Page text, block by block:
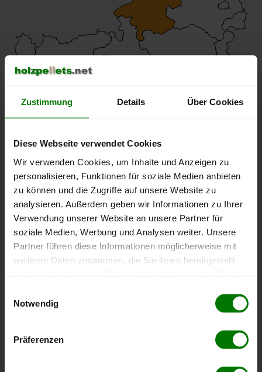
Zustimmung Details Über Cookies
Diese Webseite verwendet Cookies
Wir verwenden Cookies, um Inhalte und Anzeigen zu
personalisieren, Funktionen für soziale Medien anbieten
zu können und die Zugriffe auf unsere Website zu
analysieren. Außerdem geben wir Informationen zu Ihrer
Verwendung unserer Website an unsere Partner für
soziale Medien, Werbung und Analysen weiter. Unsere
Partner führen diese Informationen möglicherweise mit
weiteren Daten zusammen, die Sie ihnen bereitgestellt
Notwendig
Präferenzen
Pellets-Qualität
ENplus-A1
Zahlungsarten
Rechnung Bankeinzug Barzahlung
25 Werktage
: Nicht jede Option ist in jeder Postleitzahl innerhalb des
Liefergebietes verfügbar und es muss nicht jede Postleitzahl im